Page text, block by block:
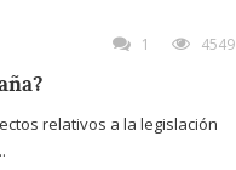
1 4549
relativos a la legislación